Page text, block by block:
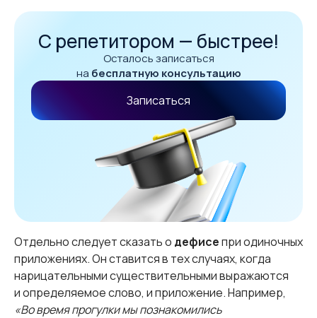
С репетитором — быстрее!
Осталось записаться
на бесплатную консультацию
Записаться
Отдельно следует сказать о дефисепри одиночных
приложениях. Он ставится в тех случаях, когда
нарицательными существительными выражаются
и определяемое слово, и приложение. Например,
«Во время прогулки мы познакомились